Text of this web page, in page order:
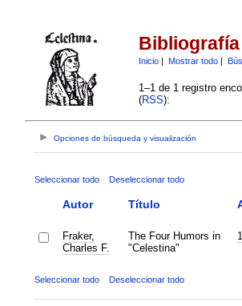
Inicio| Mostrar todo|
1–1 de 1 registro
(RSS):
Opciones de búsqueda y visualización
Seleccionar todo Deseleccionar todo
Autor Título
Fraker,
Charles F.
The Four Humors in
"Celestina"
Seleccionar todo Deseleccionar todo